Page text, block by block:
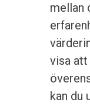
mellan
visa
kan du